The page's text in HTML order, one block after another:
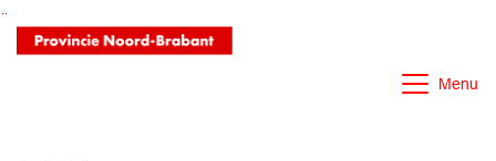
Ga naar de inhoud van deze pagina
Ga naar het zoeken
Ga naar het menu
Menu